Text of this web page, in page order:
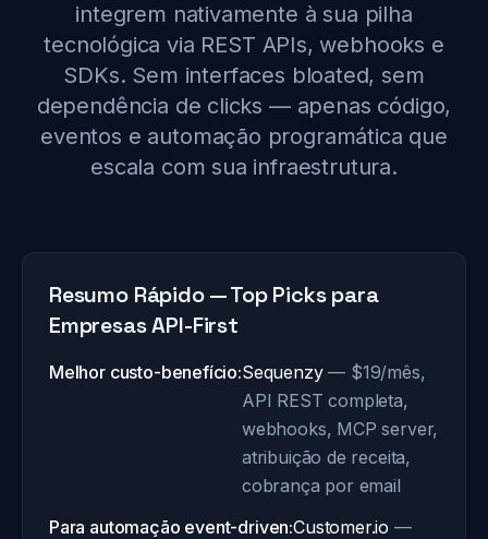
integrem nativamente à sua pilha
tecnológica via REST APIs, webhooks e
SDKs. Sem interfaces bloated, sem
dependência de clicks — apenas código,
eventos e automação programática que
escala com sua infraestrutura.
Resumo Rápido — Top Picks para
Empresas API-First
Melhor custo-benefício:Sequenzy— $19/mês,
API REST completa,
webhooks, MCP server,
atribuição de receita,
cobrança por email
Para automação event-driven:Customer.io —